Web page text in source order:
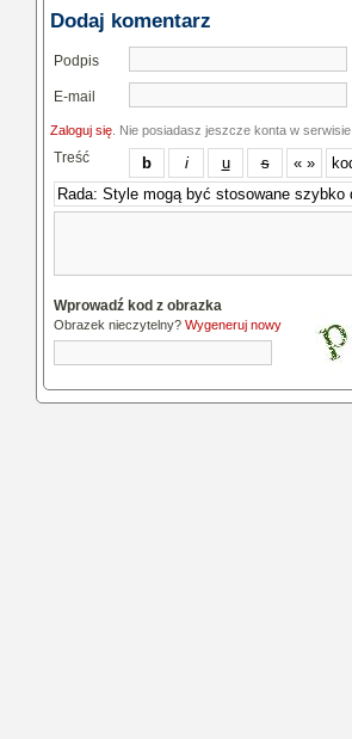
Dodaj komentarz
Podpis
E-mail
Zaloguj się . Nie posiadasz jeszcze konta w serwisie
Treść
Wprowadź kod z obrazka
Obrazek nieczytelny? Wygeneruj nowy